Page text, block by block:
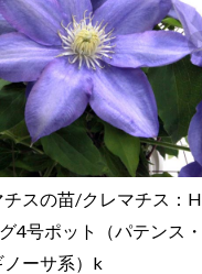
チスの苗/クレマチス：H.
4号ポット（パテンス・
ノーサ系）k